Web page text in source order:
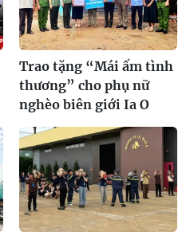
Trao tặng “Mái ấm tình
thương” cho phụ nữ
nghèo biên giới Ia O